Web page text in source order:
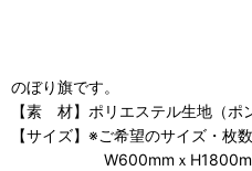
のぼり旗です。
【素 材】ポリエステル生地（ポ
【サイズ】※ご希望のサイ
W600mmｘ